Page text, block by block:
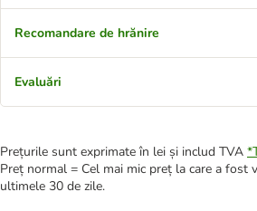
Recomandare de hrănire
Evaluări
Prețurile sunt exprimate în lei și includ TVA *
Preț normal = Cel mai mic preț la care a fost
ultimele 30 de zile.